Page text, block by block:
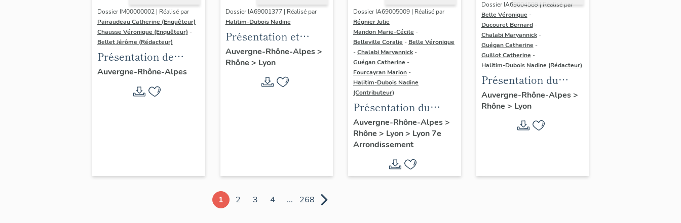
Dossier IM00000002 | Réalisé par
Pairaudeau Catherine (Enquêteur) -
Chausse Véronique (Enquêteur) -
Bellet Jérôme (Rédacteur)
Présentation de
l'aire d'étude du
recensement du
vitrail ancien de
Auvergne-Rhône-Alpes
Dossier IA69001377 | Réalisé par
Halitim-Dubois Nadine
Présentation et
synthèse du
patrimoine
industriel de la ville
Auvergne-Rhône-Alpes>
Rhône > Lyon
Dossier IA69005009 | Réalisé par
Régnier Julie -
Mandon Marie-Cécile -
Belleville Coralie - Belle Véronique
-Chalabi Maryannick -
Guégan Catherine -
Fourcayran Marion -
Halitim-Dubois Nadine
(Contributeur)
Présentation du
secteur d'étude Lyon
Guillotière
Auvergne-Rhône-Alpes>
Rhône > Lyon> Lyon 7e
Arrondissement
Dossier IA69004589 | Réalisé par
Belle Véronique -
Ducouret Bernard -
Chalabi Maryannick -
Guégan Catherine -
Guillot Catherine -
Halitim-Dubois Nadine (Rédacteur)
Présentation du
secteur d'étude Lyon
Auvergne-Rhône-Alpes>
Rhône > Lyon
1 2 3 4 ... 268